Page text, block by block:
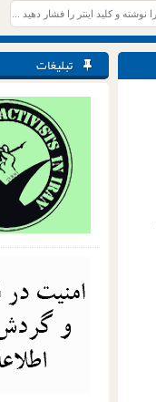
تبلیغات